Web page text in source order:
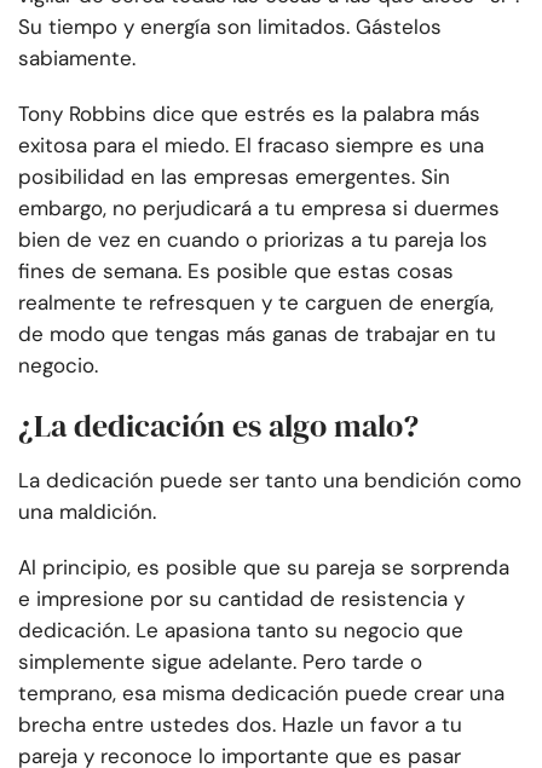
Su tiempo y energía son limitados. Gástelos
sabiamente.
Tony Robbins dice que estrés es la palabra más
exitosa para el miedo. El fracaso siempre es una
posibilidad en las empresas emergentes. Sin
embargo, no perjudicará a tu empresa si duermes
bien de vez en cuando o priorizas a tu pareja los
fines de semana. Es posible que estas cosas
realmente te refresquen y te carguen de energía,
de modo que tengas más ganas de trabajar en tu
negocio.
¿La dedicación es algo malo?
La dedicación puede ser tanto una bendición como
una maldición.
Al principio, es posible que su pareja se sorprenda
e impresione por su cantidad de resistencia y
dedicación. Le apasiona tanto su negocio que
simplemente sigue adelante. Pero tarde o
temprano, esa misma dedicación puede crear una
brecha entre ustedes dos. Hazle un favor a tu
pareja y reconoce lo importante que es pasar